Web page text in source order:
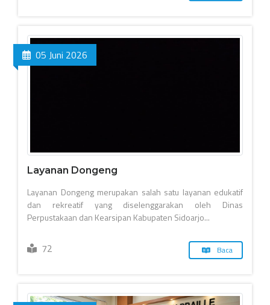
05 Juni 2026
Layanan Dongeng
Layanan Dongeng merupakan salah satu layanan edukatif
dan rekreatif yang diselenggarakan oleh Dinas
Perpustakaan dan Kearsipan Kabupaten Sidoarjo...
72 Baca